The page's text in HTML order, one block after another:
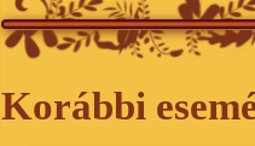
Korábbi